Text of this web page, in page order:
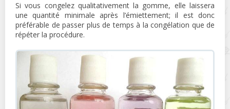
Si vous congelez qualitativement la gomme, elle laissera
une quantité minimale après l’émiettement; il est donc
préférable de passer plus de temps à la congélation que de
répéter la procédure.